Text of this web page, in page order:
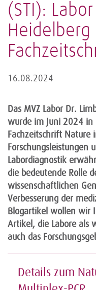
(STI):
Heidelberg
16.08.2024
Das MVZ Labor Dr.
wurde im Juni 2024
Fachzeitschrift Nature
Forschungsleistungen
Labordiagnostik
die bedeutende Rolle
wissenschaftlichen
Verbesserung der
Blogartikel wollen wir
Artikel, die Labore als
auch das
Details zum